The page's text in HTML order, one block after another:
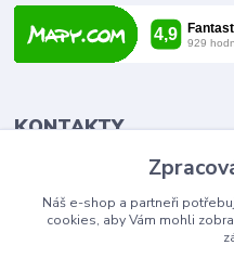
KONTAKTY
Tomáš Vlček
+420 702 090 443
volejte od 9,00 - 20,00
Náš e-shop a partneři
cookies, aby Vám mohli